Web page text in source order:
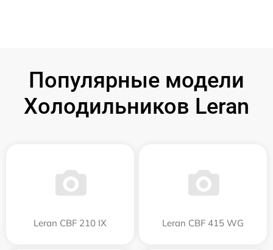
Популярные модели
Холодильников Leran
Leran CBF 210 IX Leran CBF 415 WG